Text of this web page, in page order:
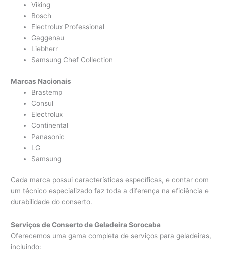
Viking
Bosch
Electrolux Professional
Gaggenau
Liebherr
Samsung Chef Collection
Marcas Nacionais
Brastemp
Consul
Electrolux
Continental
Panasonic
LG
Samsung
Cada marca possui características específicas, e contar com
um técnico especializado faz toda a diferença na eficiência e
durabilidade do conserto.
Serviços de Conserto de Geladeira Sorocaba
Oferecemos uma gama completa de serviços para geladeiras,
incluindo: